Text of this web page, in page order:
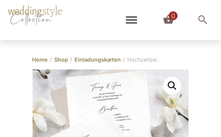
Collection 0
Home / Shop / Einladungskarten / Hochzeitseinladung “Kalligraphie”